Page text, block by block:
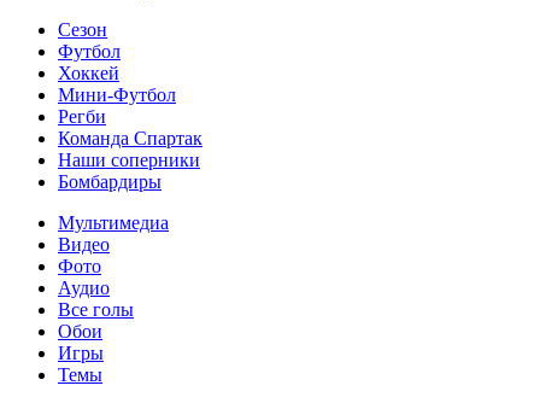
Сезон
Футбол
Хоккей
Мини-Футбол
Регби
Команда Спартак
Наши соперники
Бомбардиры
Мультимедиа
Видео
Фото
Аудио
Все голы
Обои
Игры
Темы